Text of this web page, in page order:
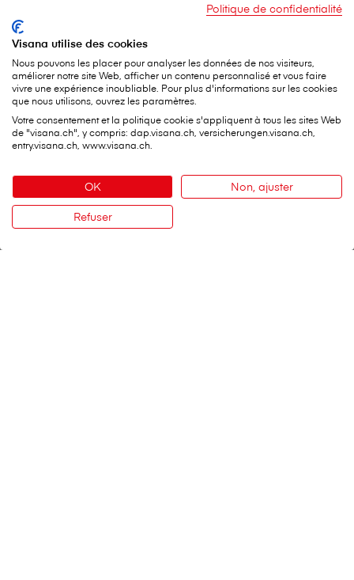
Politique de confidentialité
Visana utilise des cookies
Nous pouvons les placer pour analyser les données de nos visiteurs,
améliorer notre site Web, afficher un contenu personnalisé et vous faire
vivre une expérience inoubliable. Pour plus d'informations sur les cookies
que nous utilisons, ouvrez les paramètres.
Votre consentement et la politique cookie s'appliquent à tous les sites Web
de "visana.ch", y compris: dap.visana.ch, versicherungen.visana.ch,
entry.visana.ch, www.visana.ch.
OK
Non, ajuster
Refuser